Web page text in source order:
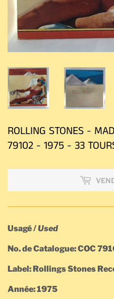
ROLLING STONES -
79102 - 1975 - 33
Usagé /Used
No. de Catalogue: COC
Label: Rollings Stones
Année: 1975